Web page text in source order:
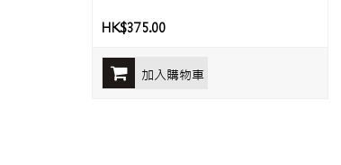
HK$375.00
加入購物車